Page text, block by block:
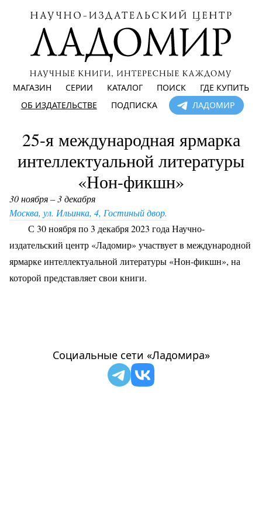
МАГАЗИН СЕРИИ КАТАЛОГ ПОИСК
ГДЕ КУПИТЬ
ОБ ИЗДАТЕЛЬСТВЕ
ПОДПИСКА ЛАДОМИР
25-я международная ярмарка
интеллектуальной литературы
«Нон-фикшн»
30 ноября – 3 декабря
Москва, ул. Ильинка, 4, Гостиный двор.
С 30 ноября по 3 декабря 2023 года Научно-
издательский центр «Ладомир» участвует в международной
ярмарке интеллектуальной литературы «Нон-фикшн», на
которой представляет свои книги.
Социальные сети «Ладомира»